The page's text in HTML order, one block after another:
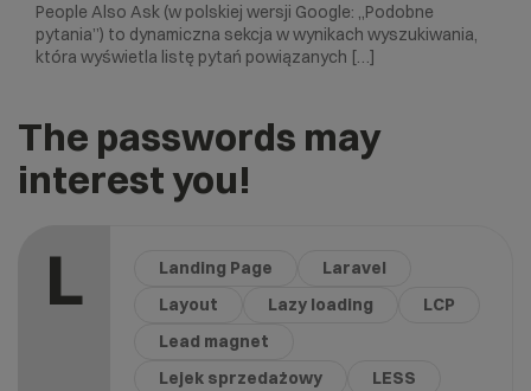
People Also Ask (w polskiej wersji Google: „Podobne
pytania”) to dynamiczna sekcja w wynikach wyszukiwania,
która wyświetla listę pytań powiązanych […]
The passwords may
interest you!
L Landing Page
Laravel
Layout
Lazy loading
LCP
Lead magnet
Lejek sprzedażowy
LESS